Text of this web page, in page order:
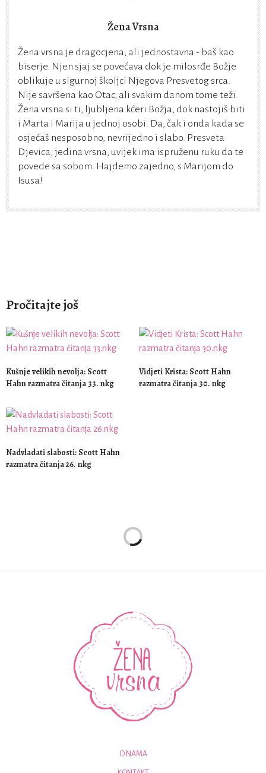
Žena Vrsna
Žena vrsna je dragocjena, ali jednostavna - baš kao
biserje. Njen sjaj se povećava dok je milosrđe Božje
oblikuje u sigurnoj školjci Njegova Presvetog srca.
Nije savršena kao Otac, ali svakim danom tome teži.
Žena vrsna si ti, ljubljena kćeri Božja, dok nastojiš biti
i Marta i Marija u jednoj osobi. Da, čak i onda kada se
osjećaš nesposobno, nevrijedno i slabo. Presveta
Djevica, jedina vrsna, uvijek ima ispruženu ruku da te
povede sa sobom. Hajdemo zajedno, s Marijom do
Isusa!
Pročitajte još
Kušnje velikih nevolja: Scott
Hahn razmatra čitanja 33. nkg
Vidjeti Krista: Scott Hahn
razmatra čitanja 30. nkg
Nadvladati slabosti: Scott Hahn
razmatra čitanja 26. nkg
O NAMA